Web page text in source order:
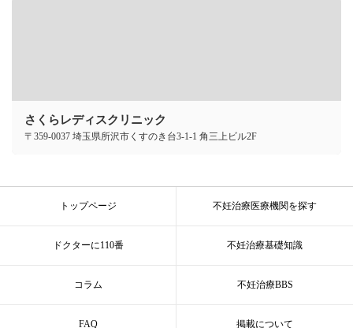
さくらレディスクリニック
〒359-0037 埼玉県所沢市くすのき台3-1-1 角三上ビル2F
トップページ 不妊治療医療機関を探す
ドクターに110番 不妊治療基礎知識
コラム 不妊治療BBS
FAQ 掲載について